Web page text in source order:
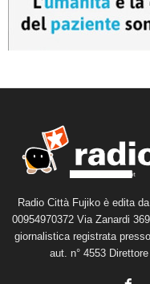
Radio Città Fujiko è edita
00954970372 Via Zanardi
giornalistica registrata
aut. n° 4553